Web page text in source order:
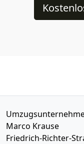
Marco Krause
Friedrich-Richter-